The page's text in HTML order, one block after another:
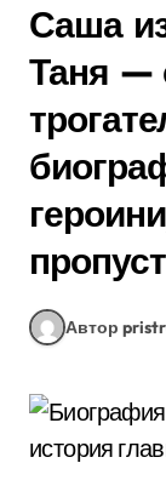
Саша
Таня —
Автор